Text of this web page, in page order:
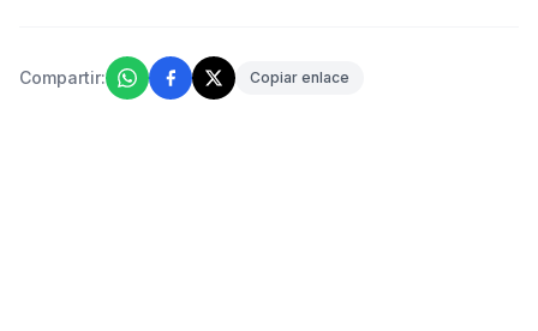
Compartir: Copiar enlace